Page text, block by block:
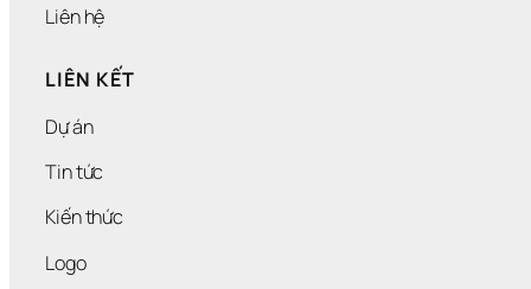
Liên hệ
LIÊN KẾT
Dự án
Tin tức
Kiến thức
Logo